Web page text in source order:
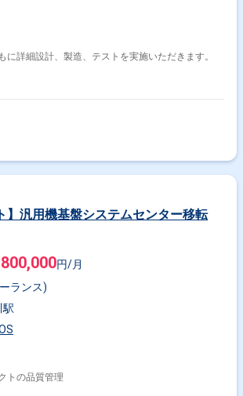
に詳細設計、製造、テストを実施いただきます。
】汎用機基盤システムセンター移転
800,000円/月
ランス)
駅
トの品質管理